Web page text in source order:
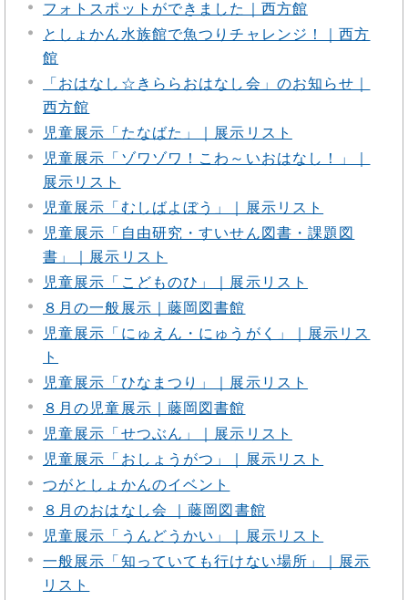
フォトスポットができました｜西方館
としょかん水族館で魚つりチャレンジ！｜西方
館
「おはなし☆きららおはなし会」のお知らせ｜
西方館
児童展示「たなばた」｜展示リスト
児童展示「ゾワゾワ！こわ～いおはなし！」｜
展示リスト
児童展示「むしばよぼう」｜展示リスト
児童展示「自由研究・すいせん図書・課題図
書」｜展示リスト
児童展示「こどものひ」｜展示リスト
８月の一般展示｜藤岡図書館
児童展示「にゅえん・にゅうがく」｜展示リス
ト
児童展示「ひなまつり」｜展示リスト
８月の児童展示｜藤岡図書館
児童展示「せつぶん」｜展示リスト
児童展示「おしょうがつ」｜展示リスト
つがとしょかんのイベント
８月のおはなし会 ｜藤岡図書館
児童展示「うんどうかい」｜展示リスト
一般展示「知っていても行けない場所」｜展示
リスト